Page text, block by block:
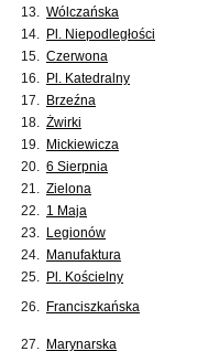
13. Wólczańska
14. Pl. Niepodległości
15. Czerwona
16. Pl. Katedralny
17. Brzeźna
18. Żwirki
19. Mickiewicza
20. 6 Sierpnia
21. Zielona
22. 1 Maja
23. Legionów
24. Manufaktura
25. Pl. Kościelny
26. Franciszkańska
27. Marynarska